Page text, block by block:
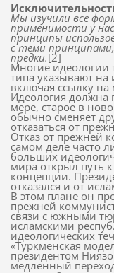
Мы изучили все
применимости у
принципы
с теми
предки.[2]
Многие идеологии
типа указывают на
включая ссылку
Идеология должна
мере, старое в
обычно сменяет
отказаться от
Отказ от прежней
самом деле часто
больших
мира открыл путь
концепции.
отказался и от
В этом плане он
прежней
связи с южными
исламскими
идеологических
«Туркменская
президентом
медленный